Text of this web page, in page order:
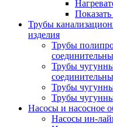
Показать
Трубы
изделия
Трубы
Трубы
Трубы
Трубы
Насосы и насосное
Насосы ин-